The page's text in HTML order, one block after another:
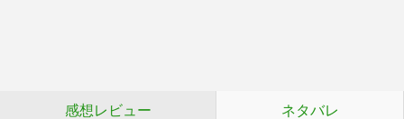
感想レビュー ネタバレ